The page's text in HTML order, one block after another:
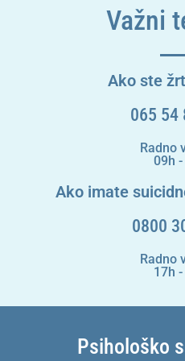
Važni
Ako ste
065 54
Radno
09h
Ako imate
0800
Radno
17h
Psihološko